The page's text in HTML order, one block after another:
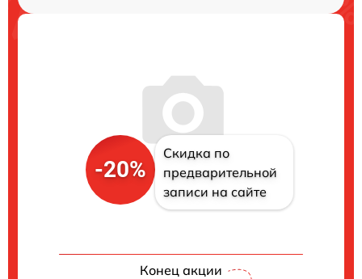
-20%
Скидка по
предварительной
записи на сайте
Конец акции